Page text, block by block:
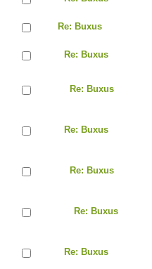
Re: Buxus
Re: Buxus
Re: Buxus
Re: Buxus
Re: Buxus
Re: Buxus
Re: Buxus